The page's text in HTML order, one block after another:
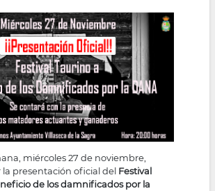
miércoles 27 de noviembre,
presentación oficial del Festival
de los damnificados por la